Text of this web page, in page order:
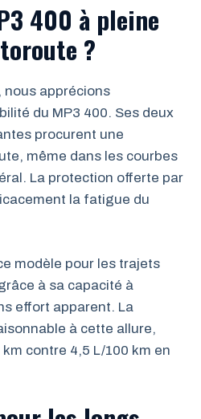
400 à pleine
?
apprécions
du MP3 400. Ses deux
procurent une
même dans les courbes
La protection offerte par
la fatigue du
modèle pour les trajets
à sa capacité à
effort apparent. La
à cette allure,
contre 4,5 L/100 km en